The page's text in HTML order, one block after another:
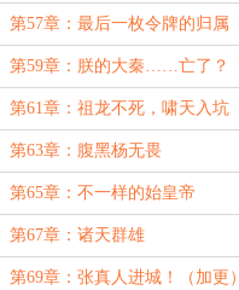
第57章：最后一枚令牌的归属
第59章：朕的大秦……亡了？
第61章：祖龙不死，啸天入坑
第63章：腹黑杨无畏
第65章：不一样的始皇帝
第67章：诸天群雄
第69章：张真人进城！（加更）